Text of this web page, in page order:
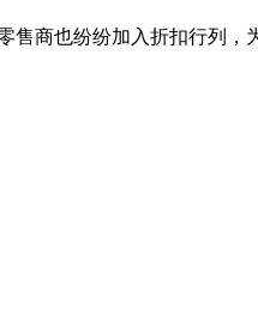
售商也纷纷加入折扣行列